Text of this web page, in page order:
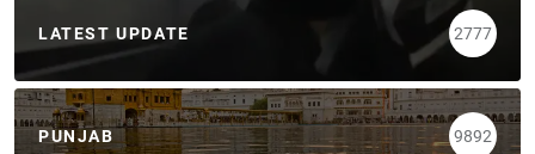
LATEST UPDATE 2777
PUNJAB 9892